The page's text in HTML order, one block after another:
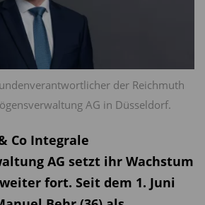
der Reichmuth
AG in Düsseldorf.
Co Integrale
AG setzt ihr Wachstum
fort. Seit dem 1. Juni